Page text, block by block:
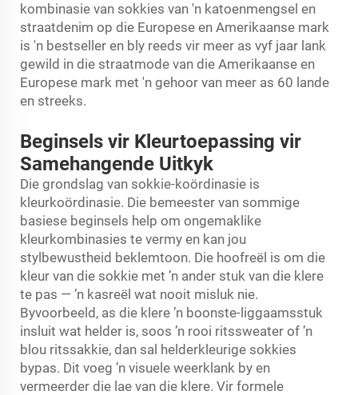
kombinasie van sokkies van 'n katoenmengsel en
straatdenim op die Europese en Amerikaanse mark
is 'n bestseller en bly reeds vir meer as vyf jaar lank
gewild in die straatmode van die Amerikaanse en
Europese mark met 'n gehoor van meer as 60 lande
en streeks.
Beginsels vir Kleurtoepassing vir
Samehangende Uitkyk
Die grondslag van sokkie-koördinasie is
kleurkoördinasie. Die bemeester van sommige
basiese beginsels help om ongemaklike
kleurkombinasies te vermy en kan jou
stylbewustheid beklemtoon. Die hoofreël is om die
kleur van die sokkie met ’n ander stuk van die klere
te pas — ’n kasreël wat nooit misluk nie.
Byvoorbeeld, as die klere ’n boonste-liggaamsstuk
insluit wat helder is, soos ’n rooi ritssweater of ’n
blou ritssakkie, dan sal helderkleurige sokkies
bypas. Dit voeg ’n visuele weerklank by en
vermeerder die lae van die klere. Vir formele